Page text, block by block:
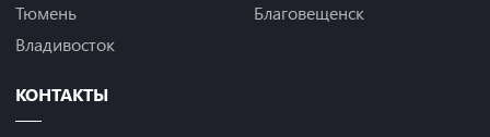
Тюмень
Владивосток
Благовещенск
КОНТАКТЫ